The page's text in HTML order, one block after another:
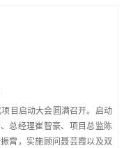
目启动大会圆满召开。启动
总经理崔智豪、项目总监陈
霄，实施顾问聂芸霞以及双